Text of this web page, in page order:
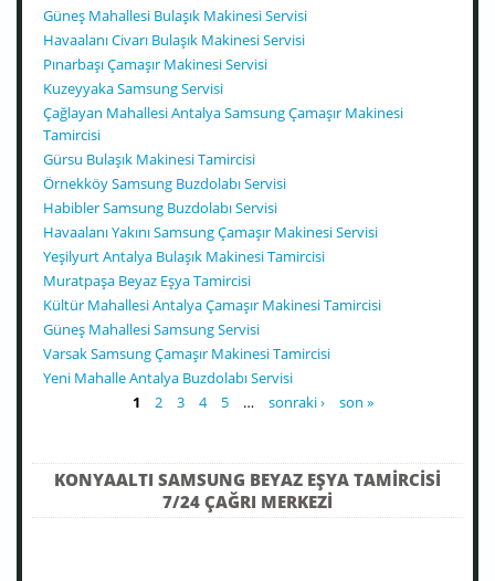
Güneş Mahallesi Bulaşık Makinesi Servisi
Havaalanı Civarı Bulaşık Makinesi Servisi
Pınarbaşı Çamaşır Makinesi Servisi
Kuzeyyaka Samsung Servisi
Çağlayan Mahallesi Antalya Samsung Çamaşır Makinesi
Tamircisi
Gürsu Bulaşık Makinesi Tamircisi
Örnekköy Samsung Buzdolabı Servisi
Habibler Samsung Buzdolabı Servisi
Havaalanı Yakını Samsung Çamaşır Makinesi Servisi
Yeşilyurt Antalya Bulaşık Makinesi Tamircisi
Muratpaşa Beyaz Eşya Tamircisi
Kültür Mahallesi Antalya Çamaşır Makinesi Tamircisi
Güneş Mahallesi Samsung Servisi
Varsak Samsung Çamaşır Makinesi Tamircisi
Yeni Mahalle Antalya Buzdolabı Servisi
1 2 3 4 5 … sonraki › son »
KONYAALTI SAMSUNG BEYAZ EŞYA TAMIRCISI
7/24 ÇAĞRI MERKEZI